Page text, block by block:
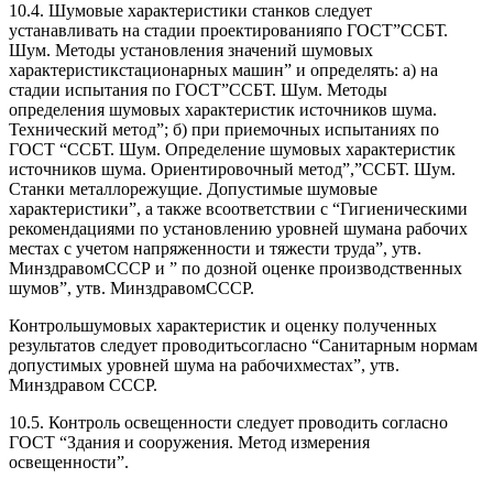
10.4. Шумовые характеристики станков следует
устанавливать на стадии проектированияпо ГОСТ”ССБТ.
Шум. Методы установления значений шумовых
характеристикстационарных машин” и определять: а) на
стадии испытания по ГОСТ”ССБТ. Шум. Методы
определения шумовых характеристик источников шума.
Технический метод”; б) при приемочных испытаниях по
ГОСТ “ССБТ. Шум. Определение шумовых характеристик
источников шума. Ориентировочный метод”,”ССБТ. Шум.
Станки металлорежущие. Допустимые шумовые
характеристики”, а также всоответствии с “Гигиеническими
рекомендациями по установлению уровней шумана рабочих
местах с учетом напряженности и тяжести труда”, утв.
МинздравомСССР и ” по дозной оценке производственных
шумов”, утв. МинздравомСССР.
Контрольшумовых характеристик и оценку полученных
результатов следует проводитьсогласно “Санитарным нормам
допустимых уровней шума на рабочихместах”, утв.
Минздравом СССР.
10.5. Контроль освещенности следует проводить согласно
ГОСТ “Здания и сооружения. Метод измерения
освещенности”.